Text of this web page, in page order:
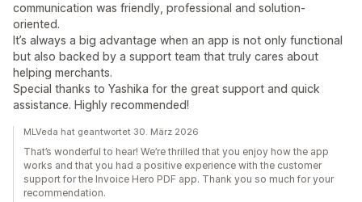
communication was friendly, professional and solution-
oriented.
It’s always a big advantage when an app is not only functional
but also backed by a support team that truly cares about
helping merchants.
Special thanks to Yashika for the great support and quick
assistance. Highly recommended!
MLVeda hat geantwortet 30. März 2026
That’s wonderful to hear! We’re thrilled that you enjoy how the app
works and that you had a positive experience with the customer
support for the Invoice Hero PDF app. Thank you so much for your
recommendation.